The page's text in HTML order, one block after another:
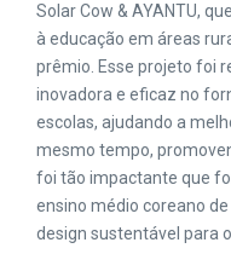
Solar Cow & AYANTU,
à educação em áreas
prêmio. Esse projeto foi
inovadora e eficaz no
escolas, ajudando a
mesmo tempo,
foi tão impactante que
ensino médio coreano
design sustentável para